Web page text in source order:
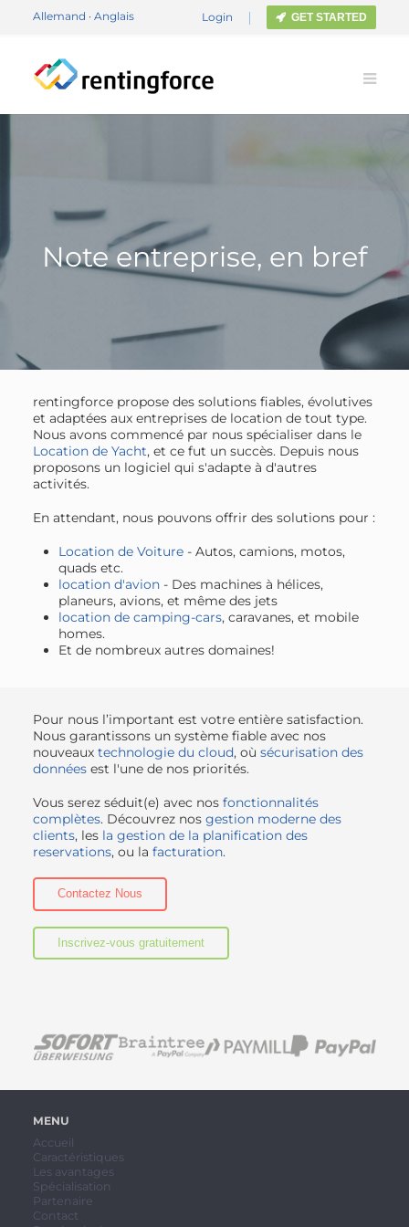
Allemand · Anglais Login GET STARTED
Note entreprise, en bref
rentingforce propose des solutions fiables, évolutives
et adaptées aux entreprises de location de tout type.
Nous avons commencé par nous spécialiser dans le
Location de Yacht, et ce fut un succès. Depuis nous
proposons un logiciel qui s'adapte à d'autres
activités.
En attendant, nous pouvons offrir des solutions pour :
Location de Voiture- Autos, camions, motos,
quads etc.
location d'avion- Des machines à hélices,
planeurs, avions, et même des jets
location de camping-cars, caravanes, et mobile
homes.
Et de nombreux autres domaines!
Pour nous l’important est votre entière satisfaction.
Nous garantissons un système fiable avec nos
nouveaux technologie du cloud, où sécurisation des
donnéesest l'une de nos priorités.
Vous serez séduit(e) avec nos fonctionnalités
complètes. Découvrez nos gestion moderne des
clients, les la gestion de la planification des
reservations, ou la facturation.
Contactez Nous
Inscrivez-vous gratuitement
MENU
Accueil
Caractéristiques
Les avantages
Spécialisation
Partenaire
Contact